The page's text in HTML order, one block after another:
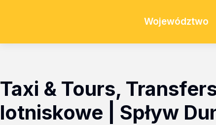
Województwo
Taxi & Tours,
lotniskowe | Spływ